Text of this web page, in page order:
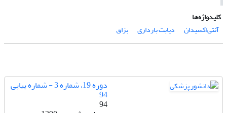
کلیدواژه‌ها
آنتی‌اکسیدان
دیابت بارداری بزاق
دوره 19، شماره 3 - شماره پیاپی
94
94